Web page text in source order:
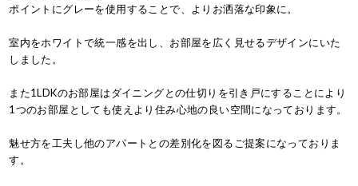
ポイントにグレーを使用することで、よりお洒落な印象に。
室内をホワイトで統一感を出し、お部屋を広く見せるデザインにいた
しました。
また1LDKのお部屋はダイニングとの仕切りを引き戸にすることにより
1つのお部屋としても使えより住み心地の良い空間になっております。
魅せ方を工夫し他のアパートとの差別化を図るご提案になっておりま
す。